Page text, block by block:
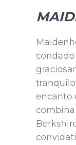
tranquilo
encanto